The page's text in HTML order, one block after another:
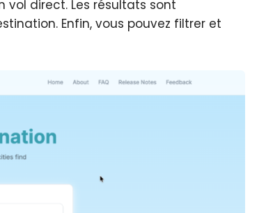
direct. Les résultats sont
Enfin, vous pouvez filtrer et